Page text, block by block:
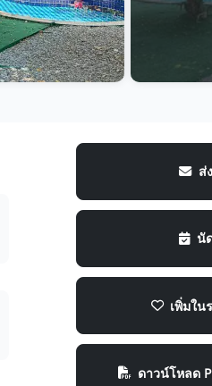
ส่
นั
เพิ่มใน
ดาวน์โหลด